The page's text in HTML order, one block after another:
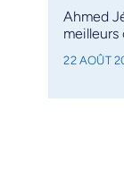
Ahmed
meilleurs
22 AOÛT